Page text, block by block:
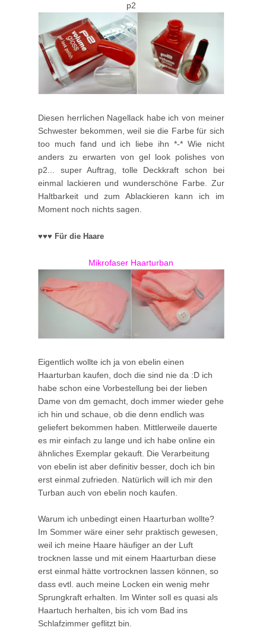
p2
Diesen herrlichen Nagellack habe ich von meiner
Schwester bekommen, weil sie die Farbe für sich
too much fand und ich liebe ihn *-* Wie nicht
anders zu erwarten von gel look polishes von
p2... super Auftrag, tolle Deckkraft schon bei
einmal lackieren und wunderschöne Farbe. Zur
Haltbarkeit und zum Ablackieren kann ich im
Moment noch nichts sagen.
♥♥♥ Für die Haare
Mikrofaser Haarturban
Eigentlich wollte ich ja von ebelin einen
Haarturban kaufen, doch die sind nie da :D ich
habe schon eine Vorbestellung bei der lieben
Dame von dm gemacht, doch immer wieder gehe
ich hin und schaue, ob die denn endlich was
geliefert bekommen haben. Mittlerweile dauerte
es mir einfach zu lange und ich habe online ein
ähnliches Exemplar gekauft. Die Verarbeitung
von ebelin ist aber definitiv besser, doch ich bin
erst einmal zufrieden. Natürlich will ich mir den
Turban auch von ebelin noch kaufen.
Warum ich unbedingt einen Haarturban wollte?
Im Sommer wäre einer sehr praktisch gewesen,
weil ich meine Haare häufiger an der Luft
trocknen lasse und mit einem Haarturban diese
erst einmal hätte vortrocknen lassen können, so
dass evtl. auch meine Locken ein wenig mehr
Sprungkraft erhalten. Im Winter soll es quasi als
Haartuch herhalten, bis ich vom Bad ins
Schlafzimmer geflitzt bin.